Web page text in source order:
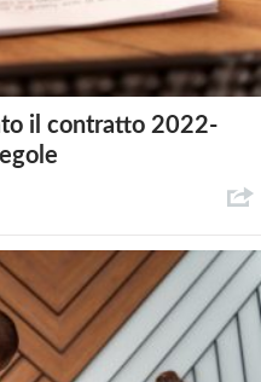
il contratto 2022-